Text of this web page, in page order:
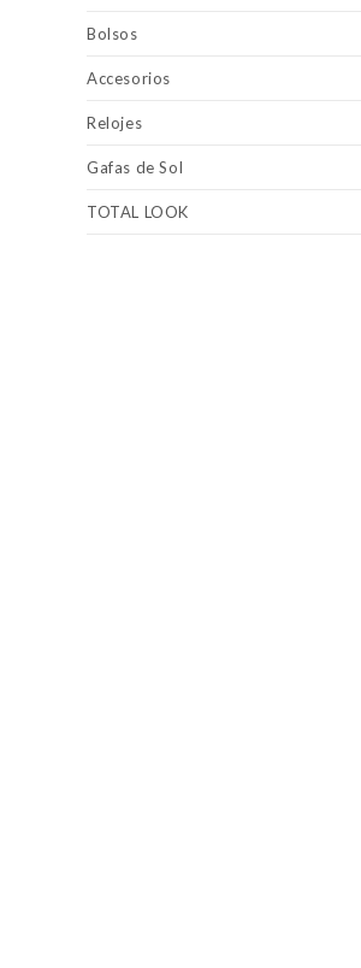
Bolsos
Accesorios
Relojes
Gafas de Sol
TOTAL LOOK